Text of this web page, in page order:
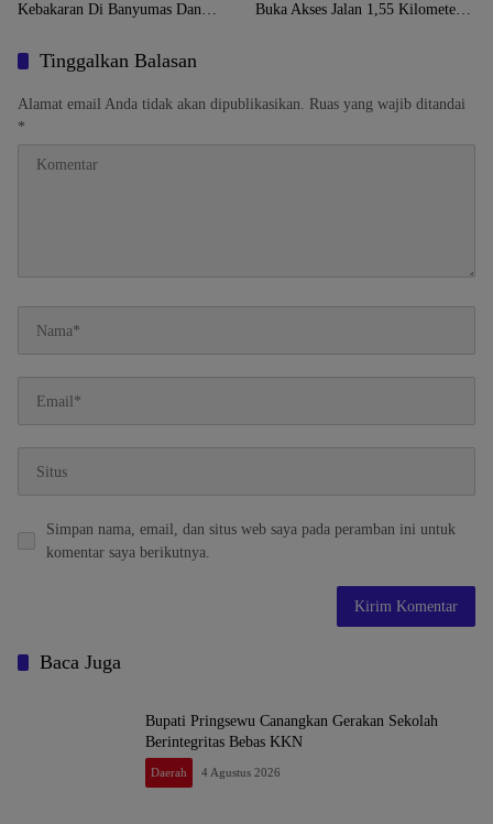
Kebakaran Di Banyumas Dan
Buka Akses Jalan 1,55 Kilometer
Tinggalkan Balasan
Alamat email Anda tidak akan dipublikasikan. Ruas yang wajib ditandai
*
Simpan nama, email, dan situs web saya pada peramban ini untuk
komentar saya berikutnya.
Baca Juga
Bupati Pringsewu Canangkan Gerakan Sekolah
Berintegritas Bebas KKN
Daerah 4 Agustus 2026